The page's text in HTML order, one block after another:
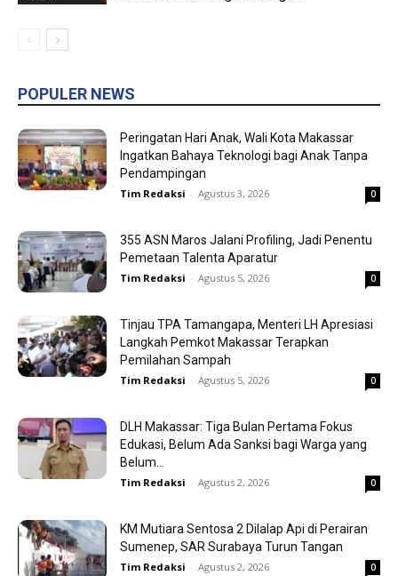
POPULER NEWS
Peringatan Hari Anak, Wali Kota Makassar
Ingatkan Bahaya Teknologi bagi Anak Tanpa
Pendampingan
Tim Redaksi - Agustus 3, 2026 0
355 ASN Maros Jalani Profiling, Jadi Penentu
Pemetaan Talenta Aparatur
Tim Redaksi - Agustus 5, 2026 0
Tinjau TPA Tamangapa, Menteri LH Apresiasi
Langkah Pemkot Makassar Terapkan
Pemilahan Sampah
Tim Redaksi - Agustus 5, 2026 0
DLH Makassar: Tiga Bulan Pertama Fokus
Edukasi, Belum Ada Sanksi bagi Warga yang
Belum...
Tim Redaksi - Agustus 2, 2026 0
KM Mutiara Sentosa 2 Dilalap Api di Perairan
Sumenep, SAR Surabaya Turun Tangan
Tim Redaksi - Agustus 2, 2026 0